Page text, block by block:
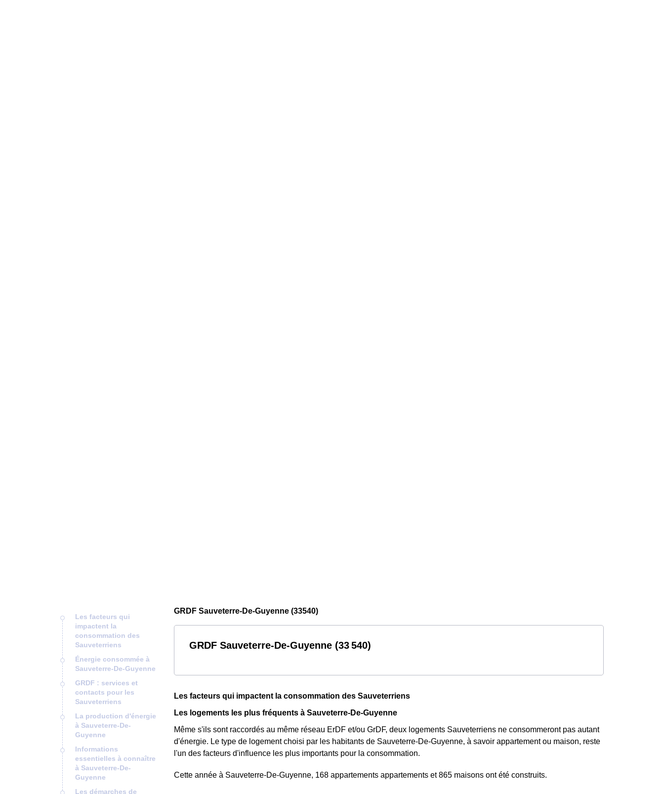
Les facteurs qui
impactent la
consommation des
Sauveterriens
Énergie consommée à
Sauveterre-De-Guyenne
GRDF : services et
contacts pour les
Sauveterriens
La production d'énergie
à Sauveterre-De-
Guyenne
Informations
essentielles à connaître
à Sauveterre-De-
Guyenne
Les démarches de
GRDF Sauveterre-De-Guyenne (33540)
GRDF Sauveterre-De-Guyenne (33 540)
Les facteurs qui impactent la consommation des Sauveterriens
Les logements les plus fréquents à Sauveterre-De-Guyenne
Même s'ils sont raccordés au même réseau ErDF et/ou GrDF, deux logements Sauveterriens ne consommeront pas autant
d'énergie. Le type de logement choisi par les habitants de Sauveterre-De-Guyenne, à savoir appartement ou maison, reste
l'un des facteurs d'influence les plus importants pour la consommation.
Cette année à Sauveterre-De-Guyenne, 168 appartements appartements et 865 maisons ont été construits.